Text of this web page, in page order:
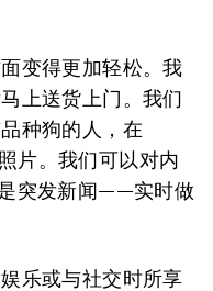
变得更加轻松。我
上送货上门。我们
种狗的人，在
片。我们可以对内
突发新闻——实时做
乐或与社交时所享